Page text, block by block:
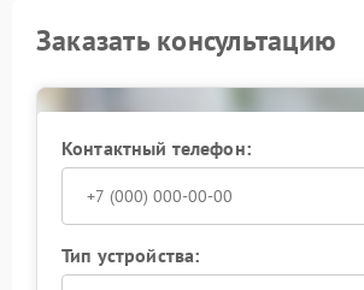
Заказать консультацию
Контактный телефон:
Тип устройства: